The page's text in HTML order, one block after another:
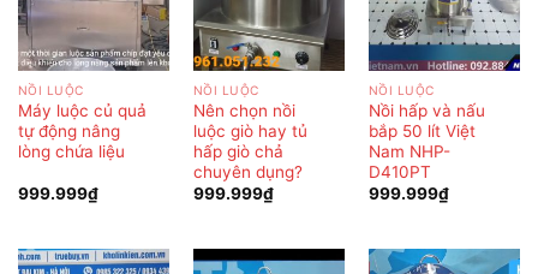
NỒI LUỘC
Máy luộc củ quả
tự động nâng
lòng chứa liệu
999.999₫
NỒI LUỘC
Nên chọn nồi
luộc giò hay tủ
hấp giò chả
chuyên dụng?
999.999₫
NỒI LUỘC
Nồi hấp và nấu
bắp 50 lít Việt
Nam NHP-
D410PT
999.999₫